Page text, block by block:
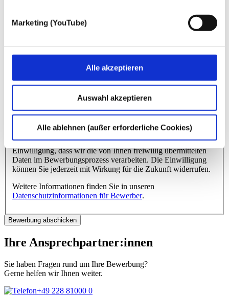
Marketing (YouTube)
Alle akzeptieren
Auswahl akzeptieren
Alle ablehnen (außer erforderliche Cookies)
mit je maximal 8 MB anhängen. Bitte laden Sie Ihre
Dokumente in einem der gängigen Formate hoch: PDF, DOC,
Angeworben durch das Programm
Name des dhpg-Mitarbeiters*
* Pflichtangabe
Mit dem Absenden Ihrer Bewerbung erklären Sie Ihre
Einwilligung, dass wir die von Ihnen freiwillig übermittelten
Daten im Bewerbungsprozess verarbeiten. Die Einwilligung
können Sie jederzeit mit Wirkung für die Zukunft widerrufen.
Weitere Informationen finden Sie in unseren
Datenschutzinformationen für Bewerber.
Ihre Ansprechpartner:innen
Sie haben Fragen rund um Ihre Bewerbung?
Gerne helfen wir Ihnen weiter.
+49 228 81000 0